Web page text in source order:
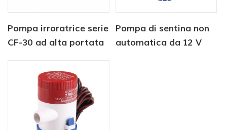
Pompa irroratrice serie
CF-30 ad alta portata
Pompa di sentina non
automatica da 12 V